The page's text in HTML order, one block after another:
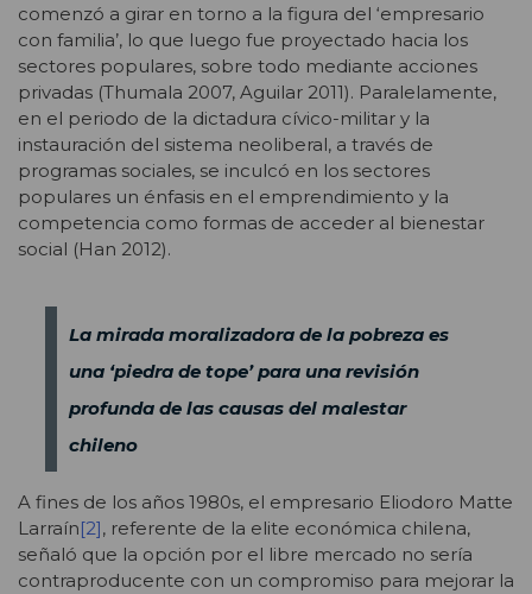
comenzó a girar en torno a la figura del ‘empresario
con familia’, lo que luego fue proyectado hacia los
sectores populares, sobre todo mediante acciones
privadas (Thumala 2007, Aguilar 2011). Paralelamente,
en el periodo de la dictadura cívico-militar y la
instauración del sistema neoliberal, a través de
programas sociales, se inculcó en los sectores
populares un énfasis en el emprendimiento y la
competencia como formas de acceder al bienestar
social (Han 2012).
La mirada moralizadora de la pobreza es
una ‘piedra de tope’ para una revisión
profunda de las causas del malestar
chileno
A fines de los años 1980s, el empresario Eliodoro Matte
Larraín[2], referente de la elite económica chilena,
señaló que la opción por el libre mercado no sería
contraproducente con un compromiso para mejorar la